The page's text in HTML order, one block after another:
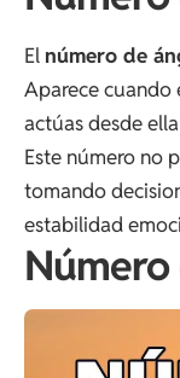
El número de
Aparece cuando
actúas desde
Este número no
tomando
estabilidad
Número